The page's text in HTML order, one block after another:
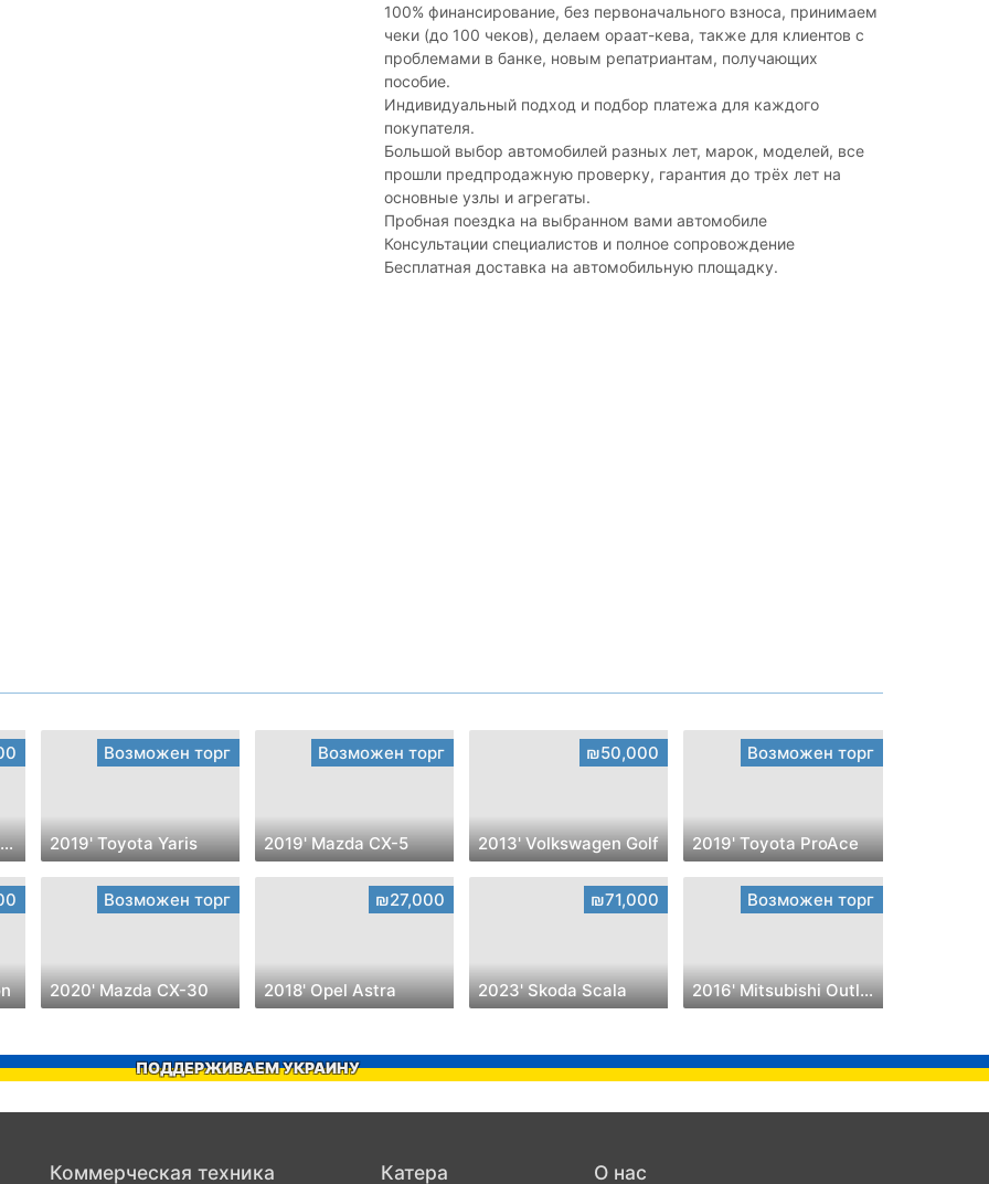
100% финансирование, без первоначального взноса, принимаем
чеки (до 100 чеков), делаем ораат-кева, также для клиентов с
проблемами в банке, новым репатриантам, получающих
пособие.
Индивидуальный подход и подбор платежа для каждого
покупателя.
Большой выбор автомобилей разных лет, марок, моделей, все
прошли предпродажную проверку, гарантия до трёх лет на
основные узлы и агрегаты.
Пробная поездка на выбранном вами автомобиле
Консультации специалистов и полное сопровождение
Бесплатная доставка на автомобильную площадку.
2023' Mitsubishi Outlander
Возможен торг
2019' Toyota Yaris
Возможен торг
2019' Mazda CX-5
₪50,000
2013' Volkswagen Golf
Возможен торг
2019' Toyota ProAce
Возможен торг
2020' Mazda CX-30
₪27,000
2018' Opel Astra
₪71,000
2023' Skoda Scala
Возможен торг
2016' Mitsubishi Outlander
ПОДДЕРЖИВАЕМ УКРАИНУ
Коммерческая техника Катера О нас